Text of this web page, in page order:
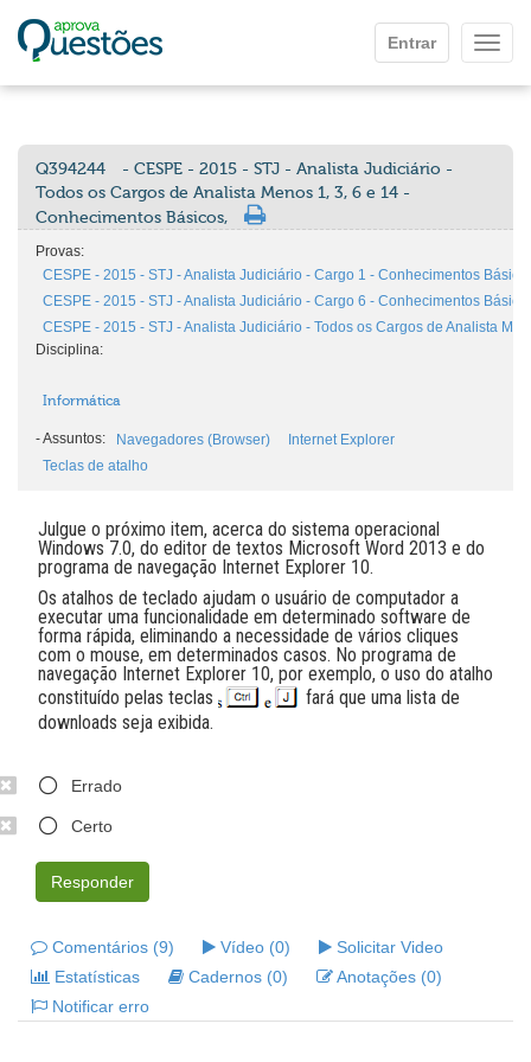
Entrar
Q394244
- CESPE - 2015 - STJ - Analista Judiciário -
Todos os Cargos de Analista Menos 1, 3, 6 e 14 -
Conhecimentos Básicos,
Provas:
CESPE - 2015 - STJ - Analista Judiciário - Cargo 1 - Conhecimentos
CESPE - 2015 - STJ - Analista Judiciário - Cargo 6 - Conhecimentos
CESPE - 2015 - STJ - Analista Judiciário - Todos os Cargos de Analista
Disciplina:
Informática
-Assuntos: Navegadores (Browser)
Internet Explorer
Teclas de atalho
Julgue o próximo item, acerca do sistema operacional
Windows 7.0, do editor de textos Microsoft Word 2013 e do
programa de navegação Internet Explorer 10.
Os atalhos de teclado ajudam o usuário de computador a
executar uma funcionalidade em determinado software de
forma rápida, eliminando a necessidade de vários cliques
com o mouse, em determinados casos. No programa de
navegação Internet Explorer 10, por exemplo, o uso do atalho
constituído pelas teclas
fará que uma lista de
downloads seja exibida.
Errado
Certo
Responder
Comentários (9) Vídeo (0)
Solicitar Video
Estatísticas
Cadernos (0)
Anotações (0)
Notificar erro